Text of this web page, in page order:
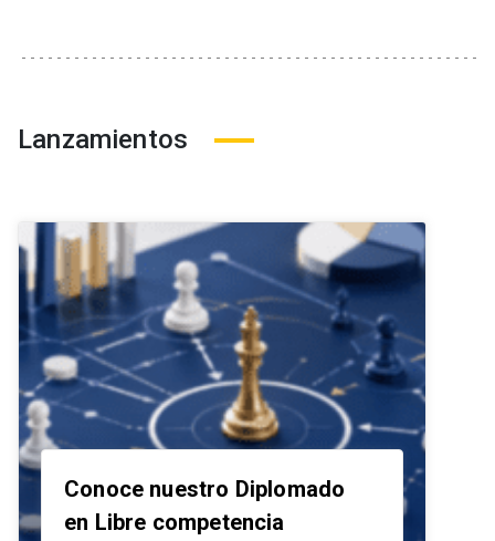
Lanzamientos
Conoce nuestro Diplomado
en Libre competencia